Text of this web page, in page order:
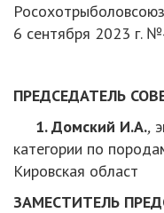
6 сентября 2023 г.
ПРЕДСЕДАТЕЛЬ
1. Домский И.А.,
категории по
Кировская област
ЗАМЕСТИТЕЛЬ